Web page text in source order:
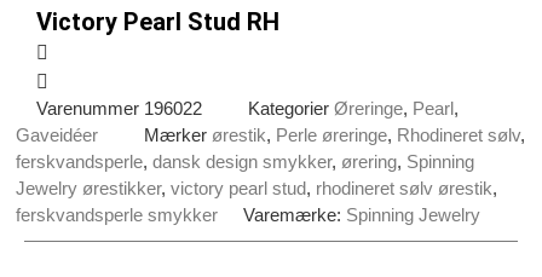
Victory Pearl Stud RH
Varenummer 196022 Kategorier Øreringe, Pearl,
Gaveidéer
Mærker ørestik, Perle øreringe, Rhodineret sølv,
ferskvandsperle, dansk design smykker, ørering, Spinning
Jewelry ørestikker, victory pearl stud, rhodineret sølv ørestik,
ferskvandsperle smykker
Varemærke: Spinning Jewelry